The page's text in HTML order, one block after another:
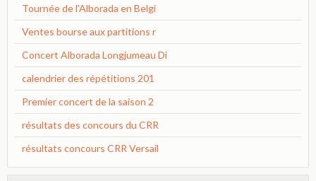
Tournée de l'Alborada en Belgi
Ventes bourse aux partitions r
Concert Alborada Longjumeau Di
calendrier des répétitions 201
Premier concert de la saison 2
résultats des concours du CRR
résultats concours CRR Versail